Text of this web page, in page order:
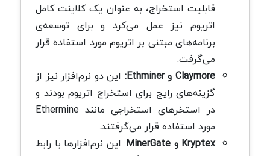
قابلیت استخراج، به عنوان یک کلاینت کامل
اتریوم نیز عمل می‌کرد و برای توسعه‌ی
برنامه‌های مبتنی بر اتریوم مورد استفاده قرار
می‌گرفت.
Claymore و Ethminer:
این دو نرم‌افزار نیز از
گزینه‌های رایج برای استخراج اتریوم بودند و
در استخرهای استخراجی مانند Ethermine
مورد استفاده قرار می‌گرفتند.
Kryptex و MinerGate
: این نرم‌افزارها با رابط